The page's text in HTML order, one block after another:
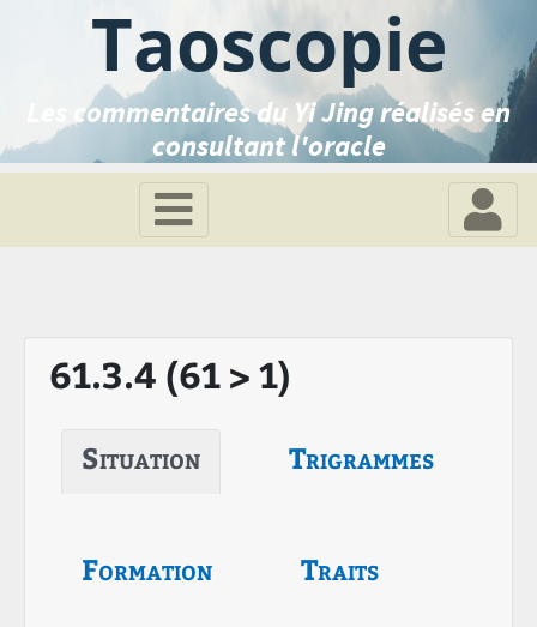
Taoscopie
Les commentaires du Yi Jing réalisés en
consultant l'oracle
61.3.4 (61 > 1)
Situation Trigrammes
Formation Traits